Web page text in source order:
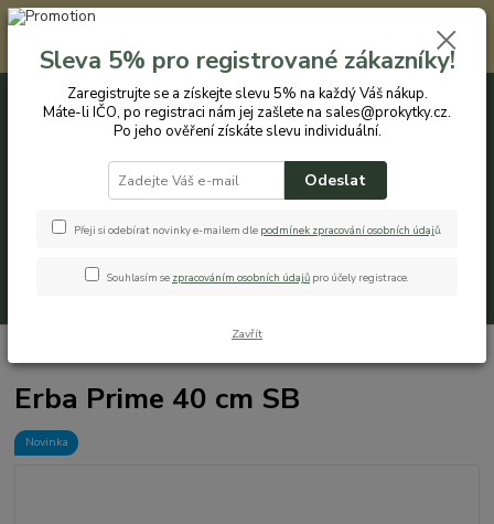
Registrovaným zákazníkům nabízíme slevu 5% na každý nákup. Máte-li
IČO, po registraci nám jej zašlete na sales@prokytky.cz. Po jeho ověření
získáte slevu individuální. Přejít na registraci →
CZK
+420 774 544 973 0ks
Erba Prime 40 cm SB
Novinka
Sleva 5% pro registrované zákazníky!
Zaregistrujte se a získejte slevu 5% na každý Váš nákup.
Máte-li IČO, po registraci nám jej zašlete na sales@prokytky.cz.
Po jeho ověření získáte slevu individuální.
Odeslat
Přeji si odebírat novinky e-mailem dle podmínek zpracování osobních údajů.
Souhlasím se zpracováním osobních údajů pro účely registrace.
Zavřít